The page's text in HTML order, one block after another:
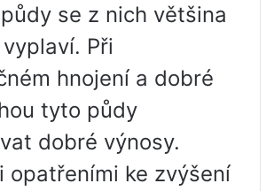
se z nich většina
Při
hnojení a dobré
tyto půdy
dobré výnosy.
opatřeními ke zvýšení